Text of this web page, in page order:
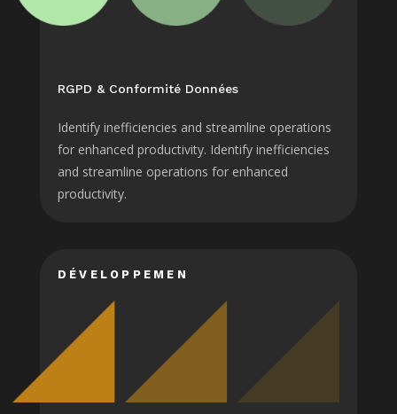
RGPD & Conformité Données
Identify inefficiencies and streamline operations
for enhanced productivity. Identify inefficiencies
and streamline operations for enhanced
productivity.
DÉVELOPPEMEN